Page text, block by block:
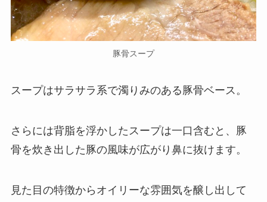
豚骨スープ
スープはサラサラ系で濁りみのある豚骨ベース。
さらには背脂を浮かしたスープは一口含むと、豚
骨を炊き出した豚の風味が広がり鼻に抜けます。
見た目の特徴からオイリーな雰囲気を醸し出して